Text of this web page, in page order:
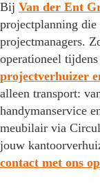
Bij Van der Ent
projectplanning
projectmanagers.
operationeel
projectverhuizer
alleen transport:
handymanservice
meubilair via
jouw
contact met ons op